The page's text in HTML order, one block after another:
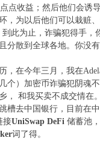
点收益；然后他们会诱
，为以后他们可以栽赃
到此为止，诈骗犯得手
分散到全球各地。你没有
，在今年三月，我在
个）加密币诈骗犯阴魂
， 和我买卖不成交情在
槽去中国银行，目前在
接UniSwap DeFi 储蓄池
词了得。